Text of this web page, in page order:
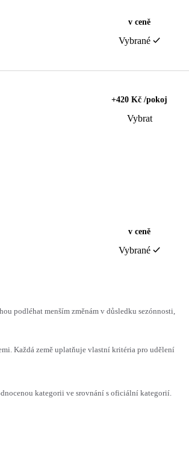
v ceně
Vybrané
+420 Kč /pokoj
Vybrat
v ceně
Vybrané
podléhat menším změnám v důsledku sezónnosti,
Každá země uplatňuje vlastní kritéria pro udělení
kategorii ve srovnání s oficiální kategorií.